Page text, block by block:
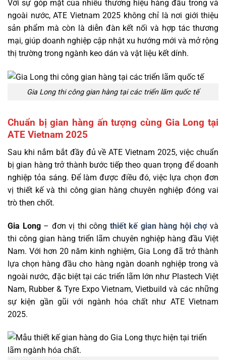
Với sự góp mặt của nhiều thương hiệu hàng đầu trong và
ngoài nước, ATE Vietnam 2025 không chỉ là nơi giới thiệu
sản phẩm mà còn là diễn đàn kết nối và hợp tác thương
mại, giúp doanh nghiệp cập nhật xu hướng mới và mở rộng
thị trường trong ngành keo dán và vật liệu kết dính.
Gia Long thi công gian hàng tại các triển lãm quốc tế
Chuẩn bị gian hàng ấn tượng cùng Gia Long tại
ATE Vietnam 2025
Sau khi nắm bắt đầy đủ về ATE Vietnam 2025, việc chuẩn
bị gian hàng trở thành bước tiếp theo quan trọng để doanh
nghiệp tỏa sáng. Để làm được điều đó, việc lựa chọn đơn
vị thiết kế và thi công gian hàng chuyên nghiệp đóng vai
trò then chốt.
Gia Long– đơn vị thi công thiết kế gian hàng hội chợvà
thi công gian hàng triển lãm chuyên nghiệp hàng đầu Việt
Nam. Với hơn 20 năm kinh nghiệm, Gia Long đã trở thành
lựa chọn hàng đầu cho hàng ngàn doanh nghiệp trong và
ngoài nước, đặc biệt tại các triển lãm lớn như Plastech Việt
Nam, Rubber & Tyre Expo Vietnam, Vietbuild và các những
sự kiện gần gũi với ngành hóa chất như ATE Vietnam
2025.